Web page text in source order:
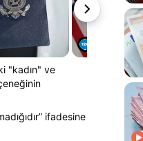
"kadın" ve
ifadesine